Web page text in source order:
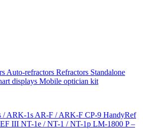
Auto-refractors Refractors Standalone
displays Mobile optician kit
/ ARK-1s AR-F / ARK-F CP-9 HandyRef
III NT-1e / NT-1 / NT-1p LM-1800 P –